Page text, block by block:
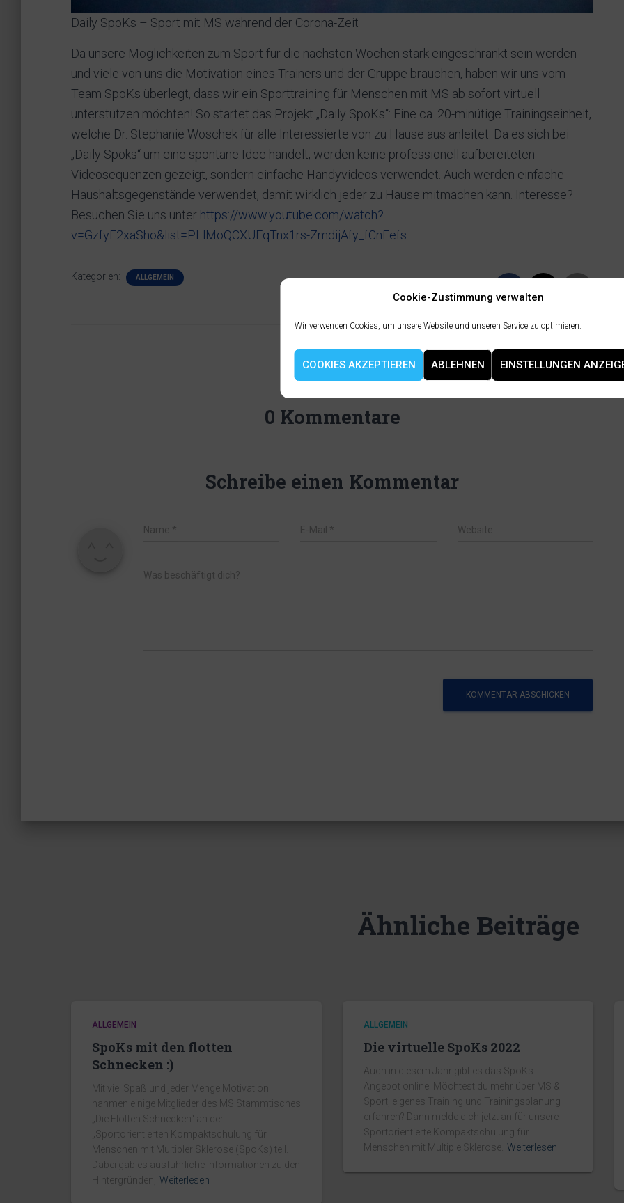
Cookie-Zustimmung verwalten
Wir verwenden Cookies, um unsere Website und unseren Service zu optimieren.
COOKIES AKZEPTIEREN ABLEHNEN EINSTELLUNGEN
Daily SpoKs – Sport mit MS während der Corona-Zeit
Da unsere Möglichkeiten zum Sport für die nächsten Wochen stark eingeschränkt sein werden
und viele von uns die Motivation eines Trainers und der Gruppe brauchen, haben wir uns vom
Team SpoKs überlegt, dass wir ein Sporttraining für Menschen mit MS ab sofort virtuell
unterstützen möchten! So startet das Projekt „Daily SpoKs“: Eine ca. 20-minütige Trainingseinheit,
welche Dr. Stephanie Woschek für alle Interessierte von zu Hause aus anleitet. Da es sich bei
„Daily Spoks“ um eine spontane Idee handelt, werden keine professionell aufbereiteten
Videosequenzen gezeigt, sondern einfache Handyvideos verwendet. Auch werden einfache
Haushaltsgegenstände verwendet, damit wirklich jeder zu Hause mitmachen kann. Interesse?
Besuchen Sie uns unter https://www.youtube.com/watch?
v=GzfyF2xaSho&list=PLlMoQCXUFqTnx1rs-ZmdijAfy_fCnFefs
Kategorien: ALLGEMEIN
0 Kommentare
Schreibe einen Kommentar
Name * E-Mail * Website
Was beschäftigt dich?
Ähnliche Beiträge
ALLGEMEIN
SpoKs mit den flotten
Schnecken :)
Mit viel Spaß und jeder Menge Motivation
nahmen einige Mitglieder des MS Stammtisches
„Die Flotten Schnecken“ an der
„Sportorientierten Kompaktschulung für
Menschen mit Multipler Sklerose (SpoKs) teil.
Dabei gab es ausführliche Informationen zu den
Hintergründen, Weiterlesen
ALLGEMEIN
Die virtuelle SpoKs 2022
Auch in diesem Jahr gibt es das SpoKs-
Angebot online. Möchtest du mehr über MS &
Sport, eigenes Training und Trainingsplanung
erfahren? Dann melde dich jetzt an für unsere
Sportorientierte Kompaktschulung für
Menschen mit Multiple Sklerose. Weiterlesen